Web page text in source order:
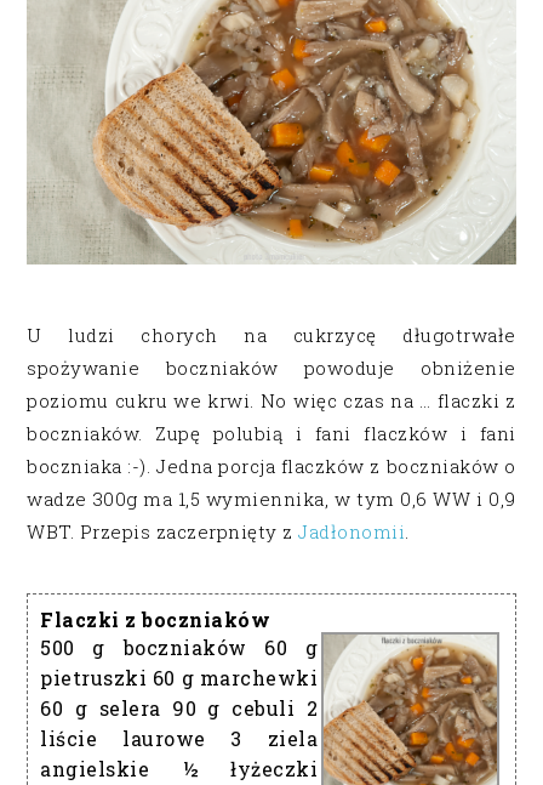
U ludzi chorych na cukrzycę długotrwałe
spożywanie boczniaków powoduje obniżenie
poziomu cukru we krwi. No więc czas na … flaczki z
boczniaków. Zupę polubią i fani flaczków i fani
boczniaka :-). Jedna porcja flaczków z boczniaków o
wadze 300g ma 1,5 wymiennika, w tym 0,6 WW i 0,9
WBT. Przepis zaczerpnięty zJadłonomii.
Flaczki z boczniaków
500 g boczniaków 60 g
pietruszki 60 g marchewki
60 g selera 90 g cebuli 2
liście laurowe 3 ziela
angielskie ½ łyżeczki